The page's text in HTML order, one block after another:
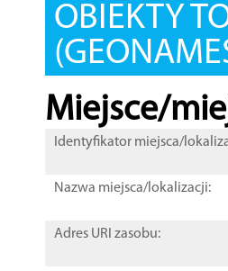
OBIEKTY
Miejsce/
Identyfikator miejsca/
Nazwa miejsca/lokalizacji:
Adres URI zasobu: